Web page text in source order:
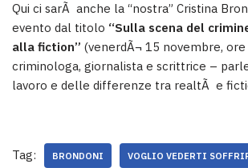
Qui ci sarÃ anche la “nostra” Cristina
evento dal titolo “Sulla scena del
alla fiction” (venerdÃ¬ 15 novembre, ore
criminologa, giornalista e scrittrice –
lavoro e delle differenze tra realtÃ e
Tag: BRONDONI VOGLIO VEDERTI